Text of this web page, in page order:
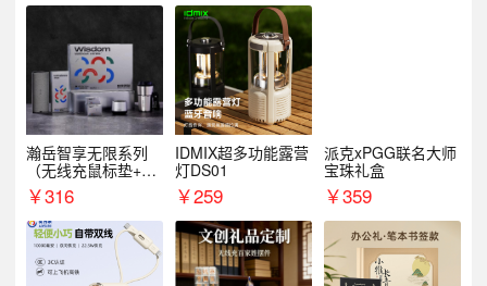
瀚岳智享无限系列
（无线充鼠标垫+飞
利浦音响+乐扣咖啡
杯）
￥316
IDMIX超多功能露营
灯DS01
￥259
派克xPGG联名大师
宝珠礼盒
￥359